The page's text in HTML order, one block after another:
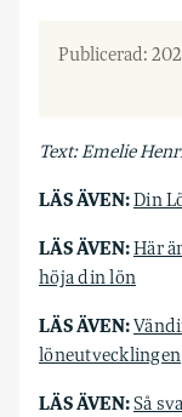
Publicerad:
Text: Emelie
LÄS ÄVEN:Din
LÄS ÄVEN:Här
höja din lön
LÄS ÄVEN:
löneutvecklingen
LÄS ÄVEN:Så